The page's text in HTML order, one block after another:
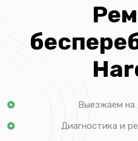
Выезжаем
Диагностика и